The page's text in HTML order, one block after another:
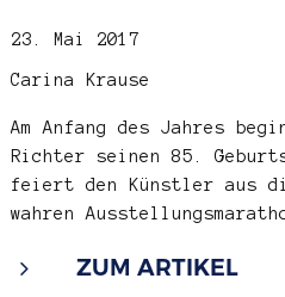
23. Mai 2017
Carina Krause
Am Anfang des Jahres
Richter seinen 85.
feiert den Künstler aus
wahren
ZUM ARTIKEL